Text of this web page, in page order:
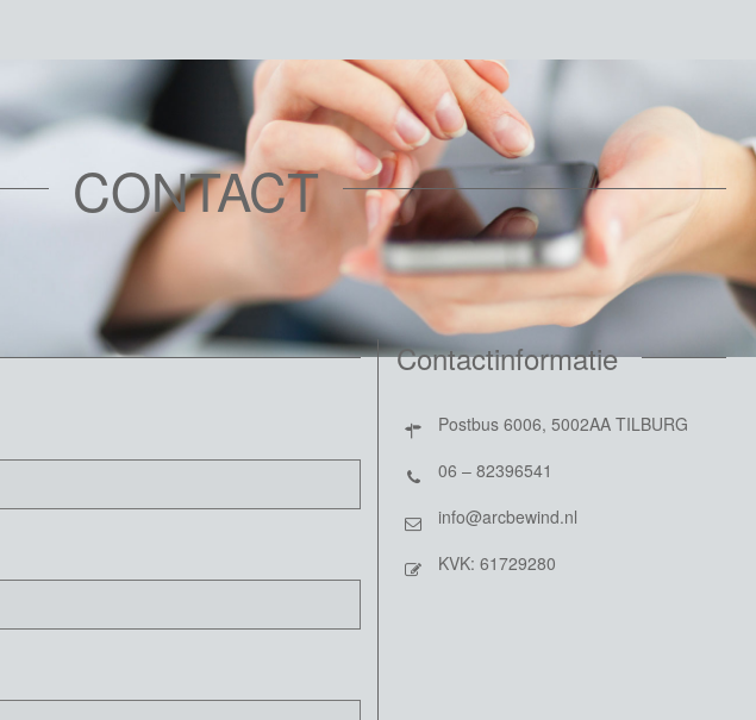
CONTACT
Contactinformatie
Postbus 6006, 5002AA TILBURG
06 – 82396541
info@arcbewind.nl
KVK: 61729280